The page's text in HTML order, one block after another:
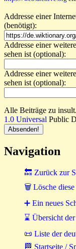
Addresse einer
(benötigt):
Addresse einer
sehen ist (optional):
Addresse einer
sehen ist (optional):
Alle Beiträge zu
1.0 Universal Public
Navigation
🔙 Zurück zur
🗑 Lösche diese
➕ Ein neues
⌛ Übersicht
📜 Liste der
🏁 Startseite /